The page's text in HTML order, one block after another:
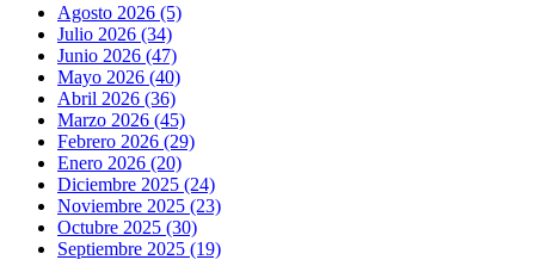
Agosto 2026 (5)
Julio 2026 (34)
Junio 2026 (47)
Mayo 2026 (40)
Abril 2026 (36)
Marzo 2026 (45)
Febrero 2026 (29)
Enero 2026 (20)
Diciembre 2025 (24)
Noviembre 2025 (23)
Octubre 2025 (30)
Septiembre 2025 (19)